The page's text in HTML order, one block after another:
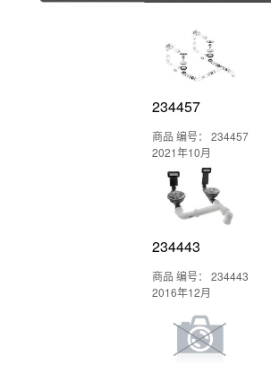
234457
商品 编号： 234457
2021年10月
234443
商品 编号： 234443
2016年12月